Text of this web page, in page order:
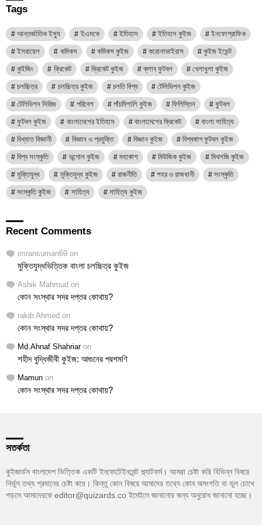
Tags
আন্তর্জাতিক ইস্যু ইএমকে ইতিহাস ইতিহাস কুইজ
ইনফোগ্রাফিক
ইসরায়েল
কমিকস কমিকস কুইজ করোনাভাইরাস
কুইজ ইভেন্ট
কুইজিং
ক্রিকেট ক্রিকেট কুইজ ক্লাব ফুটবল
খেলাধুলা কুইজ
চলচ্চিত্র
চলচ্চিত্র কুইজ চলতি বিশ্ব
টেলিভিশন কুইজ
টেলিভিশন সিরিজ
পরিবেশ পাঁচমিশালি কুইজ ফিলিস্তিন
ফুটবল
ফুটবল কুইজ
বাংলাদেশের ইতিহাস বাংলাদেশের ক্রিকেট
বাংলা সাহিত্য
বিখ্যাত বিজ্ঞানী
বিজ্ঞান ও প্রযুক্তি বিজ্ঞান কুইজ
বিশ্বকাপ ফুটবল কুইজ
বিশ্ব সংস্কৃতি
ভূগোল কুইজ মহাকাশ মিউজিক কুইজ
মিথলজি কুইজ
মুক্তিযুদ্ধ
মুক্তিযুদ্ধ কুইজ রাজনীতি শহর ও রাজধানী
সংস্কৃতি
সংস্কৃতি কুইজ
সাহিত্য সাহিত্য কুইজ
Recent Comments
imransuman69 on
মুক্তিযুদ্ধভিত্তিক বাংলা চলচ্চিত্র কুইজ
Ashik Mahmud on
কোন সংস্থার সদর দপ্তর কোথায়?
rakib Ahmed on
কোন সংস্থার সদর দপ্তর কোথায়?
Md.Ahnaf Shahriaron
শহীদ বুদ্ধিজীবী কুইজ: আগুনের পরশমণি
Mamun on
কোন সংস্থার সদর দপ্তর কোথায়?
সতর্কতা
কুইজার্ডস বাংলাদেশ ভিত্তিক একটি ইনফোটেইনমেন্ট প্ল্যাটফর্ম। আমরা চেষ্টা করি বিভিন্ন বিষয়ে
নির্ভুল তথ্য প্রদানের চেষ্টা করে। কিন্তু কোন বিষয়ে আমাদের তথ্যে কোন অসংগতি বা ভুল চোখে
পড়লে আমাদেরকে editor@quizards.co ইমেইলে জানানোর জন্য অনুরোধ জানানো হচ্ছে।